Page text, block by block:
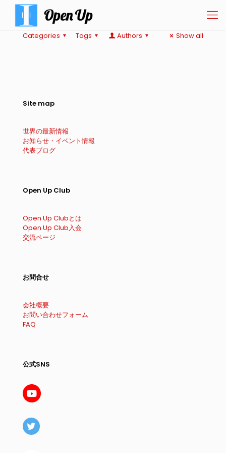
Categories Tags Authors Show all
Site map
世界の最新情報
お知らせ・イベント情報
代表ブログ
Open Up Club
Open Up Clubとは
Open Up Club入会
交流ページ
お問合せ
会社概要
お問い合わせフォーム
FAQ
公式SNS